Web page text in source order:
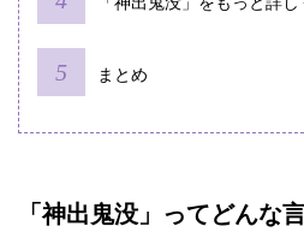
まとめ
「神出鬼没」ってどんな